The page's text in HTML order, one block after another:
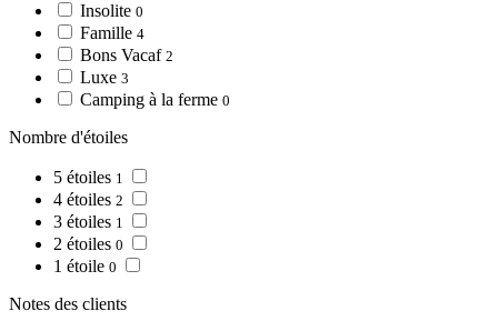
Insolite 0
Famille 4
Bons Vacaf 2
Luxe 3
Camping à la ferme 0
Nombre d'étoiles
5 étoiles 1
4 étoiles 2
3 étoiles 1
2 étoiles 0
1 étoile 0
Notes des clients